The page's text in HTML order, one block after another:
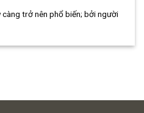
trở nên phổ biến; bởi người